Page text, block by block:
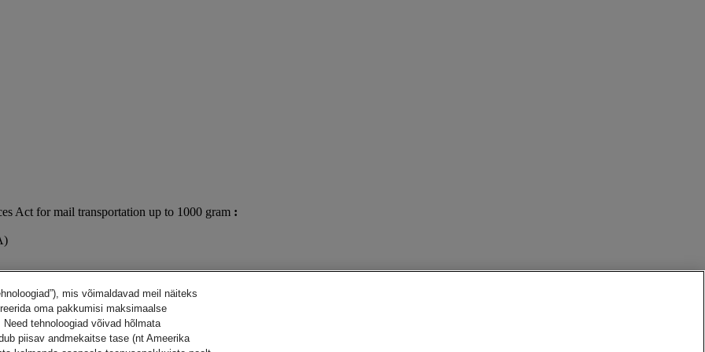
Act for mail transportation up to 1000 gram :
mis võimaldavad meil näiteks
oma pakkumisi maksimaalse
tehnoloogiad võivad hõlmata
piisav andmekaitse tase (nt Ameerika